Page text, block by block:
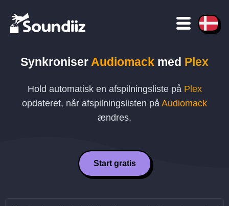
Synkroniser Audiomack med Plex
Hold automatisk en afspilningsliste på Plex
opdateret, når afspilningslisten på Audiomack
ændres.
Start gratis